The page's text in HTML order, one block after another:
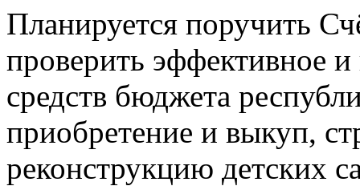
Планируется поручить
проверить эффективное и
средств бюджета
приобретение и выкуп,
реконструкцию детских